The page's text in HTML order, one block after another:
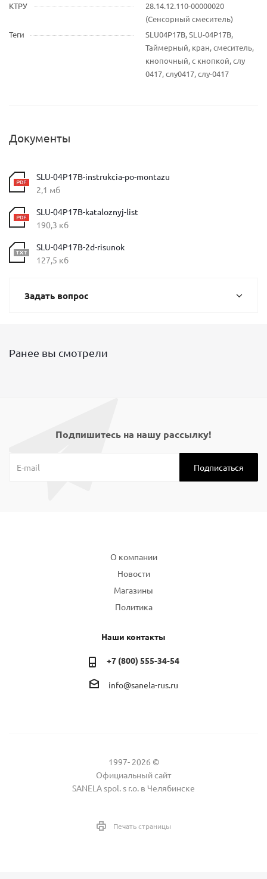
КТРУ
28.14.12.110-00000020
(Сенсорный смеситель)
Теги
SLU04P17B, SLU-04P17B,
Таймерный, кран, смеситель,
кнопочный, с кнопкой, слу
0417, слу0417, слу-0417
Документы
SLU-04P17B-instrukcia-po-montazu
2,1 мб
SLU-04P17B-kataloznyj-list
190,3 кб
SLU-04P17B-2d-risunok
127,5 кб
Задать вопрос
Ранее вы смотрели
Подпишитесь на нашу рассылку!
О компании
Новости
Магазины
Политика
Наши контакты
+7 (800) 555-34-54
info@sanela-rus.ru
1997- 2026 ©
Официальный сайт
SANELA spol. s r.o. в Челябинске
Печать страницы